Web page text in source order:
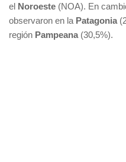
el Noroeste (NOA). En
observaron en la Patagonia
región Pampeana (30,5%).